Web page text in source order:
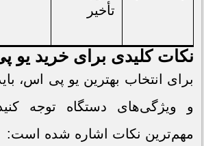
تأخیر
نکات کلیدی برای خرید یو
برای انتخاب بهترین یو پی اس،
و ویژگی‌های دستگاه توجه
مهم‌ترین نکات اشاره شده است: